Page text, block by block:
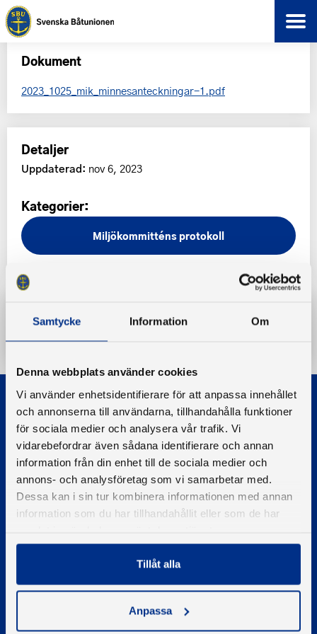
Samtycke Information Om
Denna webbplats använder cookies
Vi använder enhetsidentifierare för att anpassa innehållet
och annonserna till användarna, tillhandahålla funktioner
för sociala medier och analysera vår trafik. Vi
vidarebefordrar även sådana identifierare och annan
information från din enhet till de sociala medier och
annons- och analysföretag som vi samarbetar med.
Dessa kan i sin tur kombinera informationen med annan
information som du har tillhandahållit eller som de har
Tillåt alla
Anpassa
Dokument
2023_1025_mik_minnesanteckningar-1.pdf
Detaljer
Uppdaterad: nov 6, 2023
Kategorier:
Miljökommitténs protokoll
Ladda ner
© 2026 - Svenska Båtunionen
Information om cookies
PIGMENT WEBBYRÅ
08-545 859 60